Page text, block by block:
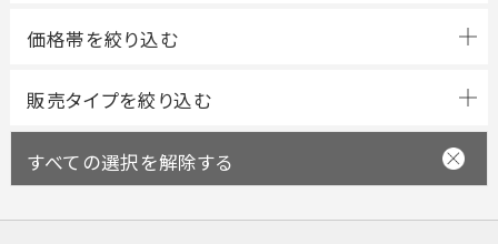
すべての選択を解除する